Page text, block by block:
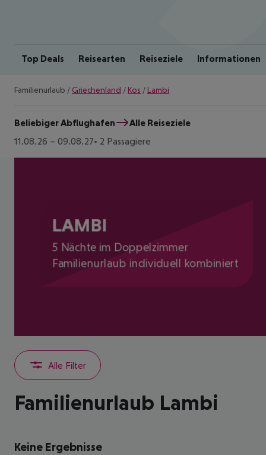
Top Deals Reisearten Reiseziele Informationen
Familienurlaub / Griechenland / Kos / Lambi
Beliebiger Abflughafen
Alle Reiseziele
11.08.26 – 09.08.27 2 Passagiere
LAMBI
5 Nächte im Doppelzimmer
Familienurlaub individuell kombiniert
Alle Filter
Familienurlaub Lambi
Keine Ergebnisse